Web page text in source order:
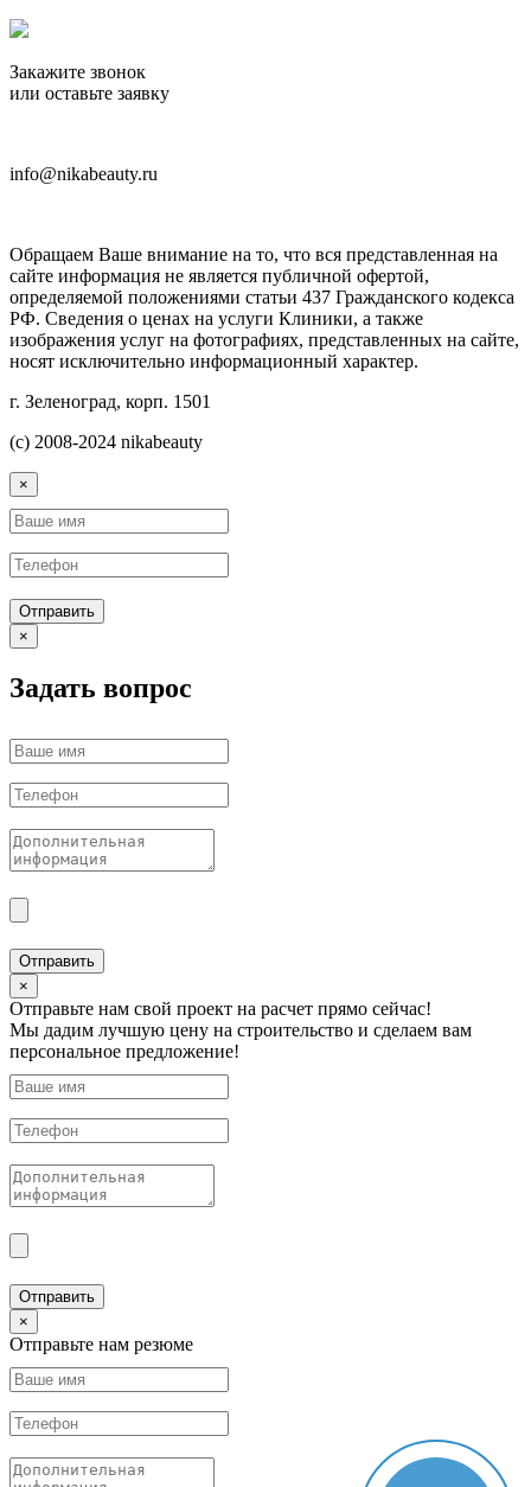
Закажите звонок
или оставьте заявку
info@nikabeauty.ru
Обращаем Ваше внимание на то, что вся представленная на
сайте информация не является публичной офертой,
определяемой положениями статьи 437 Гражданского кодекса
РФ. Сведения о ценах на услуги Клиники, а также
изображения услуг на фотографиях, представленных на сайте,
носят исключительно информационный характер.
г. Зеленоград, корп. 1501
(с) 2008-2024 nikabeauty
×
Отправить
×
Задать вопрос
Отправить
×
Отправьте нам свой проект на расчет прямо сейчас!
Мы дадим лучшую цену на строительство и сделаем вам
персональное предложение!
Отправить
×
Отправьте нам резюме